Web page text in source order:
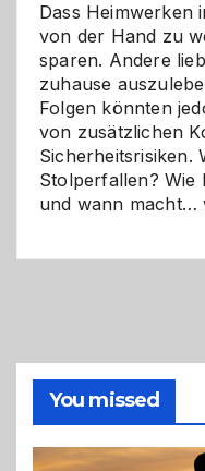
Dass Heimwerken
von der Hand zu
sparen. Andere
zuhause
Folgen könnten
von zusätzlichen
Sicherheitsrisiken.
Stolperfallen? Wie
und wann macht…
You missed